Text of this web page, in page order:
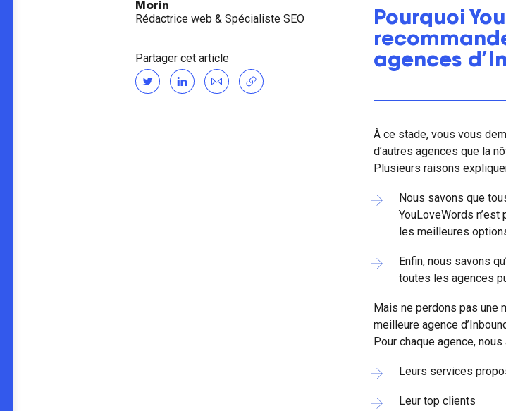
Morin
Rédactrice web & Spécialiste SEO
Partager cet article
Pourquoi
agences
À ce stade, vous vous
d’autres agences que la
Plusieurs raisons
Nous savons que
YouLoveWords
les meilleures
Enfin, nous savons
toutes les agences
Mais ne perdons pas une
meilleure agence
Pour chaque agence,
Leurs services
Leur top clients